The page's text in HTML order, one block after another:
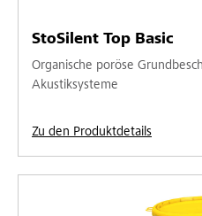
StoSilent Top Basic
Organische poröse
Akustiksysteme
Zu den Produktdetails